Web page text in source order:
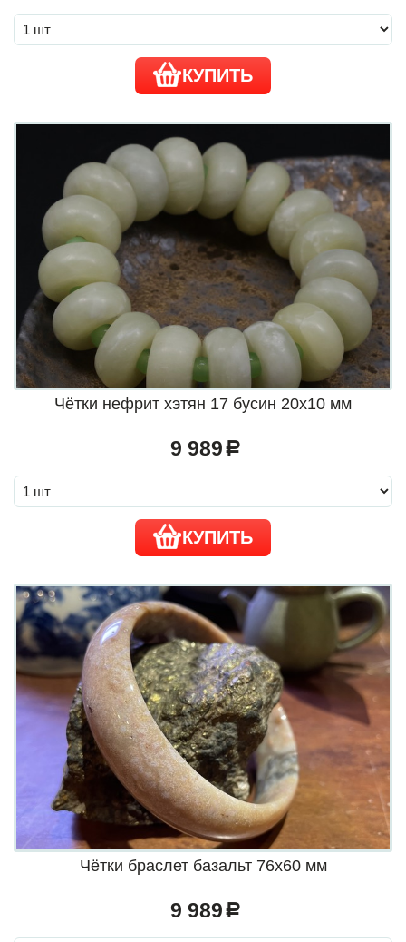
КУПИТЬ
Чётки нефрит хэтян 17 бусин 20х10 мм
9 989 a
КУПИТЬ
Чётки браслет базальт 76х60 мм
9 989 a